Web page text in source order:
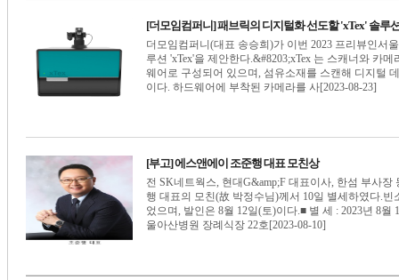
[더모임컴퍼니] 패브릭의 디지털화 선도할 'xTex' 솔루
더모임컴퍼니(대표 송승희)가 이번 2023 프리뷰인서
루션 'xTex'을 제안한다.&#8203;xTex 는 스캐너와 카
웨어로 구성되어 있으며, 섬유소재를 스캔해 디지털
이다. 하드웨어에 부착된 카메라를 사[2023-08-23]
[부고] 에스앤에이 조준행 대표 모친상
전 SK네트웍스, 현대G&amp;F 대표이사, 한섬 부사
행 대표의 모친(故 박정수님)께서 10일 별세하였다.
었으며, 발인은 8월 12일(토)이다.■ 별 세 : 2023년 8
울아산병원 장례식장 22호[2023-08-10]